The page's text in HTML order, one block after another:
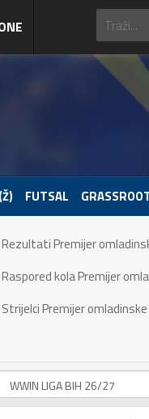
FUTSAL
Rezultati Premijer
Raspored kola Premijer
Strijelci Premijer omladinske